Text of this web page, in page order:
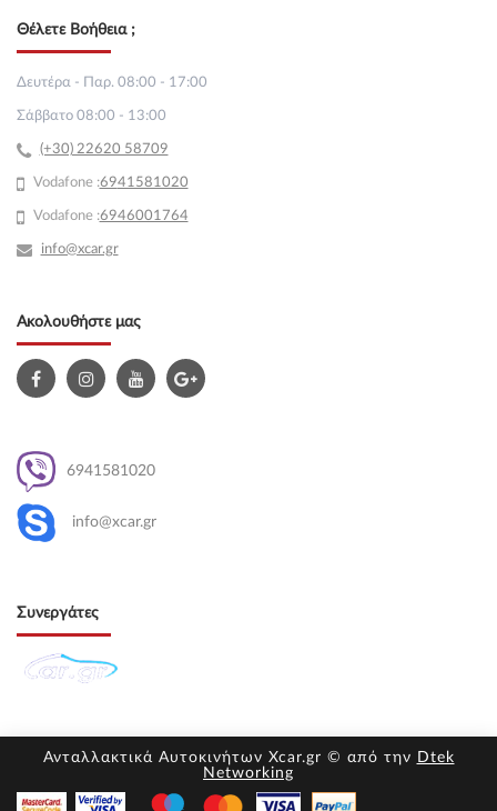
Θέλετε Βοήθεια ;
Δευτέρα - Παρ. 08:00 - 17:00
Σάββατο 08:00 - 13:00
(+30) 22620 58709
Vodafone :6941581020
Vodafone :6946001764
info@xcar.gr
Ακολουθήστε μας
6941581020
info@xcar.gr
Συνεργάτες
Ανταλλακτικά Αυτοκινήτων Xcar.gr © από την Dtek
Networking